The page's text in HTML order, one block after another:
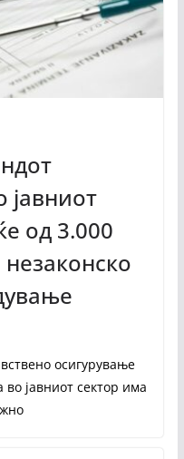
јавниот
од 3.000
осигурување
јавниот сектор има